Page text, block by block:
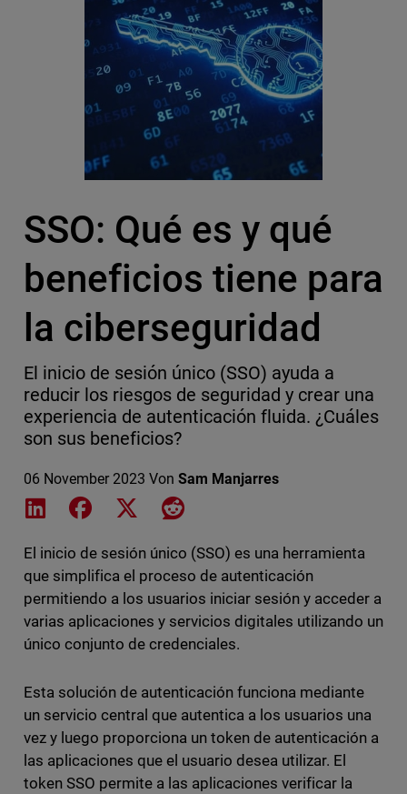
SSO: Qué es y qué
beneficios tiene para
la ciberseguridad
El inicio de sesión único (SSO) ayuda a
reducir los riesgos de seguridad y crear una
experiencia de autenticación fluida. ¿Cuáles
son sus beneficios?
06 November 2023 Von Sam Manjarres
Share on LinkedIn
Share on Facebook
Share on XShare on Reddit
El inicio de sesión único (SSO) es una herramienta
que simplifica el proceso de autenticación
permitiendo a los usuarios iniciar sesión y acceder a
varias aplicaciones y servicios digitales utilizando un
único conjunto de credenciales.
Esta solución de autenticación funciona mediante
un servicio central que autentica a los usuarios una
vez y luego proporciona un token de autenticación a
las aplicaciones que el usuario desea utilizar. El
token SSO permite a las aplicaciones verificar la